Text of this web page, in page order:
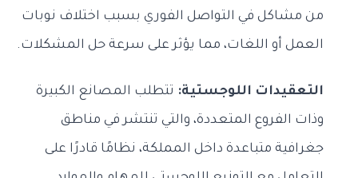
من مشاكل في التواصل الفوري بسبب اختلاف نوبات
العمل أو اللغات، مما يؤثر على سرعة حل المشكلات.
التعقيدات اللوجستية: تتطلب المصانع الكبيرة
وذات الفروع المتعددة، والتي تنتشر في مناطق
جغرافية متباعدة داخل المملكة، نظامًا قادرًا على